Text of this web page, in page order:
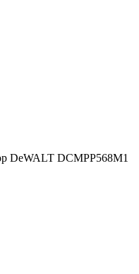
DeWALT DCMPP568M1